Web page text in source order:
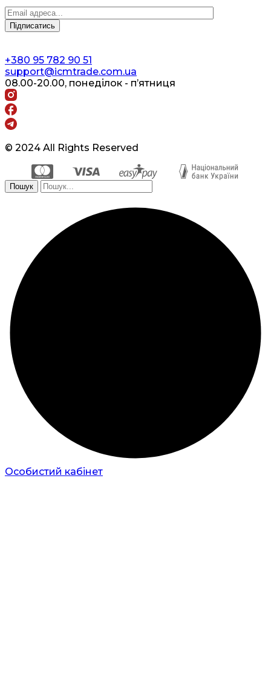
+380 95 782 90 51
support@icmtrade.com.ua
08.00-20.00, понеділок - п’ятниця
© 2024 All Rights Reserved
Пошук
Особистий кабінет